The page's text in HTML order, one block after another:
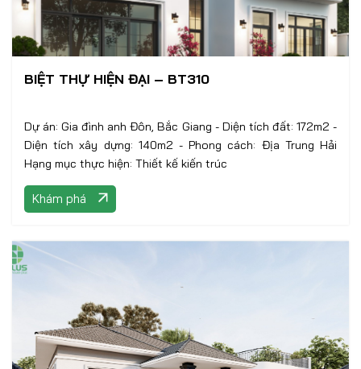
BIỆT THỰ HIỆN ĐẠI – BT310
Dự án: Gia đình anh Đôn, Bắc Giang - Diện tích đất: 172m2 -
Diện tích xây dựng: 140m2 - Phong cách: Địa Trung Hải
Hạng mục thực hiện: Thiết kế kiến trúc
Khám phá